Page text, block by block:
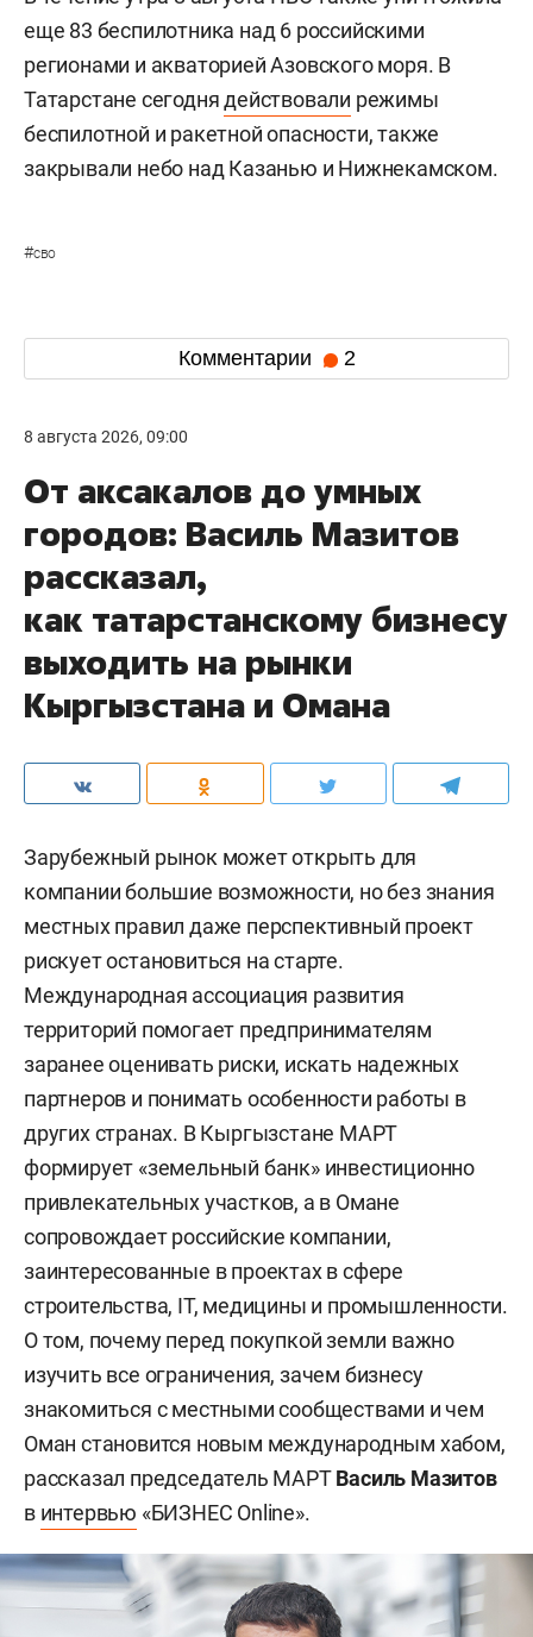
еще 83 беспилотника над 6 российскими
регионами и акваторией Азовского моря. В
Татарстане сегоднядействовали режимы
беспилотной и ракетной опасности, также
закрывали небо над Казанью и Нижнекамском.
#сво
Комментарии 2
8 августа 2026, 09:00
От аксакалов до умных
городов: Василь Мазитов
рассказал,
как татарстанскому бизнесу
выходить на рынки
Кыргызстана и Омана
Зарубежный рынок может открыть для
компании большие возможности, но без знания
местных правил даже перспективный проект
рискует остановиться на старте.
Международная ассоциация развития
территорий помогает предпринимателям
заранее оценивать риски, искать надежных
партнеров и понимать особенности работы в
других странах. В Кыргызстане МАРТ
формирует «земельный банк» инвестиционно
привлекательных участков, а в Омане
сопровождает российские компании,
заинтересованные в проектах в сфере
строительства, IT, медицины и промышленности.
О том, почему перед покупкой земли важно
изучить все ограничения, зачем бизнесу
знакомиться с местными сообществами и чем
Оман становится новым международным хабом,
рассказал председатель МАРТВасиль Мазитов
в интервью «БИЗНЕС Online».